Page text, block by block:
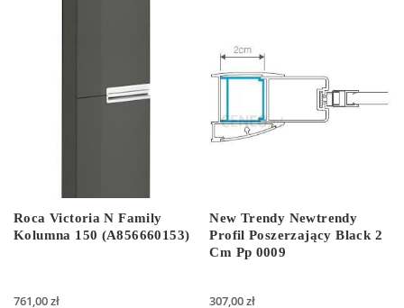
Roca Victoria N Family
Kolumna 150 (A856660153)
761,00zł
New Trendy Newtrendy
Profil Poszerzający Black 2
Cm Pp 0009
307,00zł